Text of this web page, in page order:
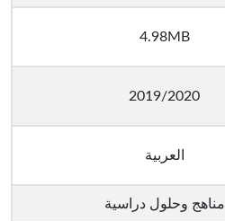
4.98MB
2019/2020
العربية
مناهج وحلول دراسية